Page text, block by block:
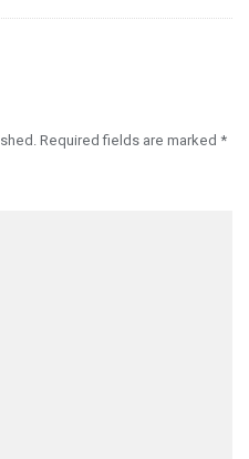
Required fields are marked *